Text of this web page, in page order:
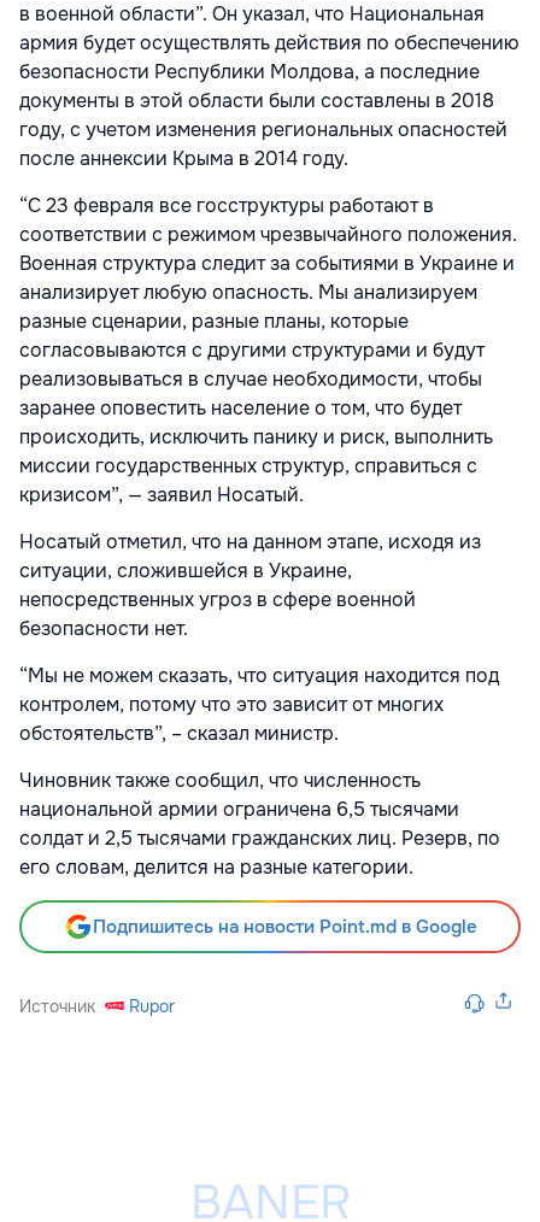
в военной области”. Он указал, что Национальная
армия будет осуществлять действия по обеспечению
безопасности Республики Молдова, а последние
документы в этой области были составлены в 2018
году, с учетом изменения региональных опасностей
после аннексии Крыма в 2014 году.
“С 23 февраля все госструктуры работают в
соответствии с режимом чрезвычайного положения.
Военная структура следит за событиями в Украине и
анализирует любую опасность. Мы анализируем
разные сценарии, разные планы, которые
согласовываются с другими структурами и будут
реализовываться в случае необходимости, чтобы
заранее оповестить население о том, что будет
происходить, исключить панику и риск, выполнить
миссии государственных структур, справиться с
кризисом”, — заявил Носатый.
Носатый отметил, что на данном этапе, исходя из
ситуации, сложившейся в Украине,
непосредственных угроз в сфере военной
безопасности нет.
“Мы не можем сказать, что ситуация находится под
контролем, потому что это зависит от многих
обстоятельств”, – сказал министр.
Чиновник также сообщил, что численность
национальной армии ограничена 6,5 тысячами
солдат и 2,5 тысячами гражданских лиц. Резерв, по
его словам, делится на разные категории.
Подпишитесь на новости Point.md в Google
Источник Rupor